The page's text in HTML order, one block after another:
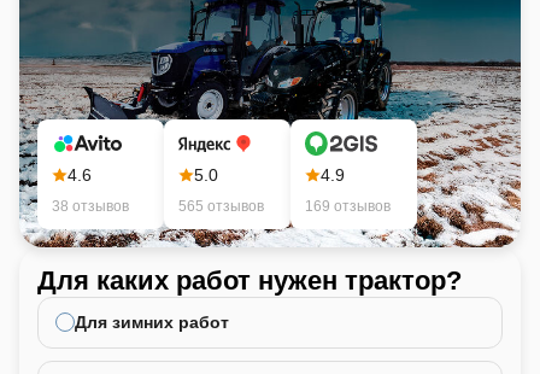
4.6
38 отзывов
5.0
565 отзывов
4.9
169 отзывов
Для каких работ нужен трактор?
Для зимних работ